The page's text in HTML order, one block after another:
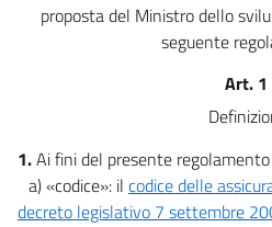
proposta del Ministro dello
seguente
Art. 1
1.Ai fini del presente
a) «codice»: il codice delle
decreto legislativo 7 settembre